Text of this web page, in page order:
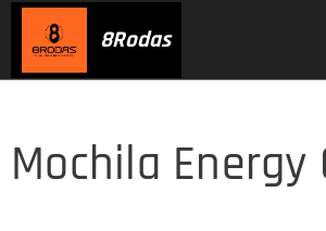
8Rodas
Mochila Energy